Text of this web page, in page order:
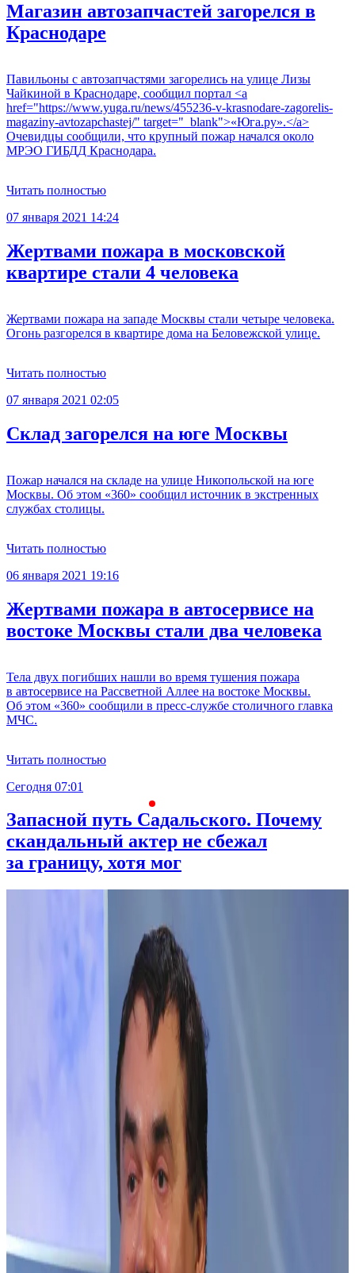
Магазин автозапчастей загорелся в
Краснодаре
Павильоны с автозапчастями загорелись на улице Лизы
Чайкиной в Краснодаре, сообщил портал <a
href="https://www.yuga.ru/news/455236-v-krasnodare-zagorelis-
magaziny-avtozapchastej/" target="_blank">«Юга.ру».</a>
Очевидцы сообщили, что крупный пожар начался около
МРЭО ГИБДД Краснодара.
Читать полностью
07 января 2021 14:24
Жертвами пожара в московской
квартире стали 4 человека
Жертвами пожара на западе Москвы стали четыре человека.
Огонь разгорелся в квартире дома на Беловежской улице.
Читать полностью
07 января 2021 02:05
Склад загорелся на юге Москвы
Пожар начался на складе на улице Никопольской на юге
Москвы. Об этом «360» сообщил источник в экстренных
службах столицы.
Читать полностью
06 января 2021 19:16
Жертвами пожара в автосервисе на
востоке Москвы стали два человека
Тела двух погибших нашли во время тушения пожара
в автосервисе на Рассветной Аллее на востоке Москвы.
Об этом «360» сообщили в пресс-службе столичного главка
МЧС.
Читать полностью
Сегодня 07:01
Запасной путь Садальского. Почему
скандальный актер не сбежал
за границу, хотя мог